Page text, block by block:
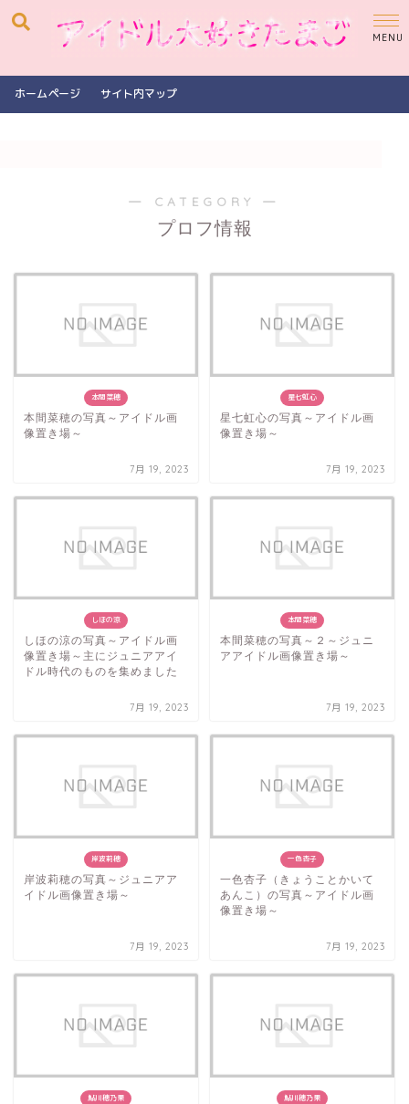
ホームページ サイト内マップ
― CATEGORY ―
プロフ情報
本間菜穂
本間菜穂の写真～アイドル画
像置き場～
7月 19, 2023
星七虹心
星七虹心の写真～アイドル画
像置き場～
7月 19, 2023
しほの涼
しほの涼の写真～アイドル画
像置き場～主にジュニアアイ
ドル時代のものを集めました
7月 19, 2023
本間菜穂
本間菜穂の写真～２～ジュニ
アアイドル画像置き場～
7月 19, 2023
岸波莉穂
岸波莉穂の写真～ジュニアア
イドル画像置き場～
7月 19, 2023
一色杏子
一色杏子（きょうことかいて
あんこ）の写真～アイドル画
像置き場～
7月 19, 2023
鮎川穂乃果 鮎川穂乃果